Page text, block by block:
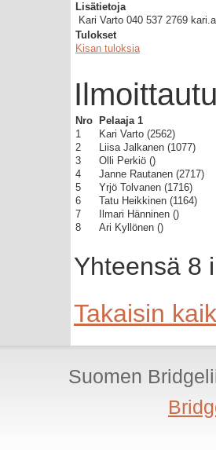
Lisätietoja
Kari Varto 040 537 2769
Tulokset
Kisan tuloksia
Nro Pelaaja 1
1
Kari Varto (2562)
2
Liisa Jalkanen (1077)
3
Olli Perkiö ()
4
Janne Rautanen (2717)
5
Yrjö Tolvanen (1716)
6
Tatu Heikkinen (1164)
7
Ilmari Hänninen ()
8
Ari Kyllönen ()
Yhteensä 8
Takaisin
Suomen